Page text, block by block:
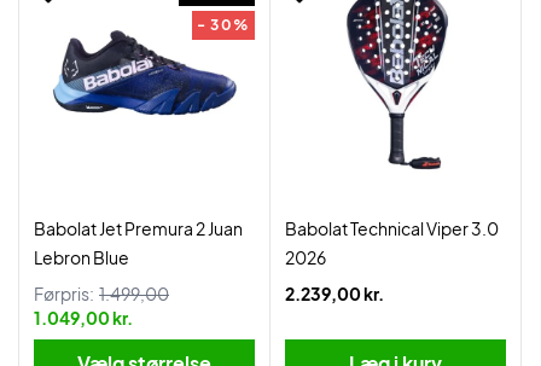
- 30%
Babolat Jet Premura 2 Juan
Lebron Blue
Førpris: 1.499,00
1.049,00 kr.
Babolat Technical Viper 3.0
2026
2.239,00 kr.